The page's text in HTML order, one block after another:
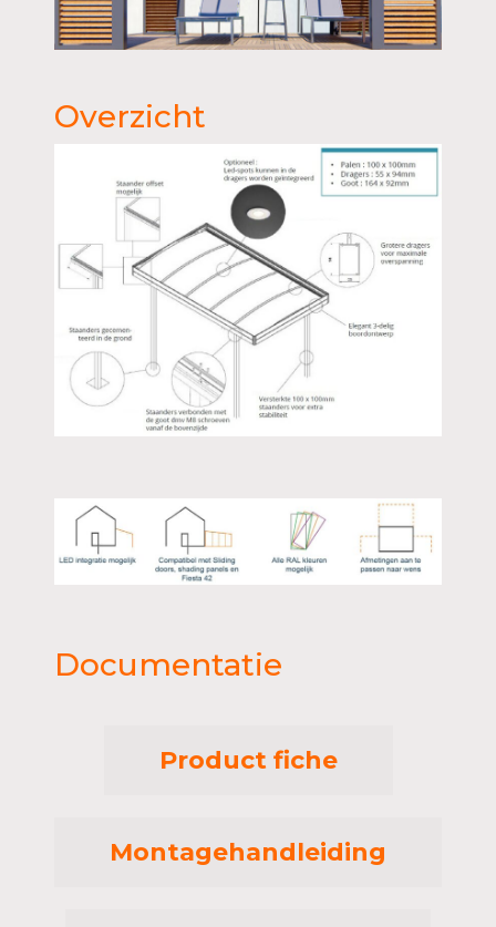
Overzicht
Documentatie
Product fiche
Montagehandleiding